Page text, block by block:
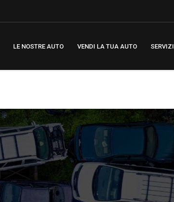
LE NOSTRE AUTO VENDI LA TUA AUTO SERVIZI